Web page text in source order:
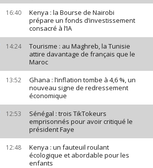
16:40
Kenya : la Bourse de Nairobi
prépare un fonds d’investissement
consacré à l’IA
14:24
Tourisme : au Maghreb, la Tunisie
attire davantage de français que le
Maroc
13:52
Ghana : l’inflation tombe à 4,6 %, un
nouveau signe de redressement
économique
12:53
Sénégal : trois TikTokeurs
emprisonnés pour avoir critiqué le
président Faye
12:48
Kenya : un fauteuil roulant
écologique et abordable pour les
enfants